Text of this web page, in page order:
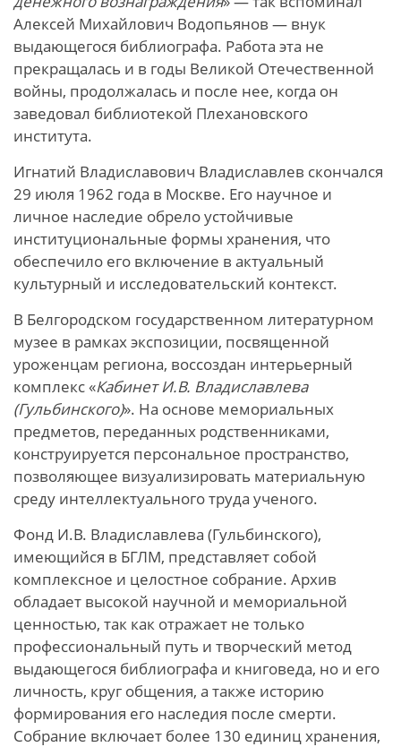
Алексей Михайлович Водопьянов — внук
выдающегося библиографа. Работа эта не
прекращалась и в годы Великой Отечественной
войны, продолжалась и после нее, когда он
заведовал библиотекой Плехановского
института.
Игнатий Владиславович Владиславлев скончался
29 июля 1962 года в Москве. Его научное и
личное наследие обрело устойчивые
институциональные формы хранения, что
обеспечило его включение в актуальный
культурный и исследовательский контекст.
В Белгородском государственном литературном
музее в рамках экспозиции, посвященной
уроженцам региона, воссоздан интерьерный
комплекс «Кабинет И.В. Владиславлева
(Гульбинского)». На основе мемориальных
предметов, переданных родственниками,
конструируется персональное пространство,
позволяющее визуализировать материальную
среду интеллектуального труда ученого.
Фонд И.В. Владиславлева (Гульбинского),
имеющийся в БГЛМ, представляет собой
комплексное и целостное собрание. Архив
обладает высокой научной и мемориальной
ценностью, так как отражает не только
профессиональный путь и творческий метод
выдающегося библиографа и книговеда, но и его
личность, круг общения, а также историю
формирования его наследия после смерти.
Собрание включает более 130 единиц хранения,